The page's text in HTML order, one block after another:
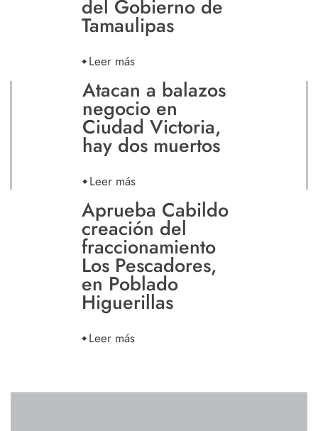
del Gobierno de
Tamaulipas
Leer más
Atacan a balazos
negocio en
Ciudad Victoria,
hay dos muertos
Leer más
Aprueba Cabildo
creación del
fraccionamiento
Los Pescadores,
en Poblado
Higuerillas
Leer más